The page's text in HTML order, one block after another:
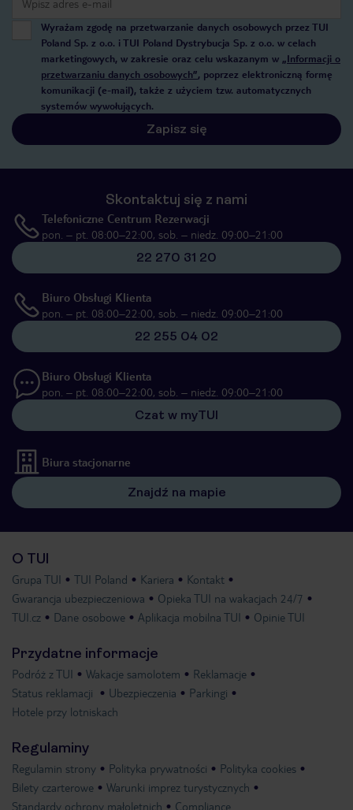
Wyrażam zgodę na przetwarzanie danych osobowych przez TUI
Poland Sp. z o.o. i TUI Poland Dystrybucja Sp. z o.o. w celach
marketingowych, w zakresie oraz celu wskazanym w „Informacji o
przetwarzaniu danych osobowych”, poprzez elektroniczną formę
komunikacji (e-mail), także z użyciem tzw. automatycznych
systemów wywołujących.
Zapisz się
Skontaktuj się z nami
Telefoniczne Centrum Rezerwacji
pon. – pt. 08:00–22:00, sob. – niedz. 09:00–21:00
22 270 31 20
Biuro Obsługi Klienta
pon. – pt. 08:00–22:00, sob. – niedz. 09:00–21:00
22 255 04 02
Biuro Obsługi Klienta
pon. – pt. 08:00–22:00, sob. – niedz. 09:00–21:00
Czat w myTUI
Biura stacjonarne
Znajdź na mapie
O TUI
Grupa TUI TUI Poland Kariera
Kontakt
Gwarancja ubezpieczeniowa
Opieka TUI na wakacjach 24/7
TUI.cz
Dane osobowe Aplikacja mobilna TUI Opinie TUI
Przydatne informacje
Podróż z TUI Wakacje samolotem
Reklamacje
Status reklamacji
Ubezpieczenia
Parkingi
Hotele przy lotniskach
Regulaminy
Regulamin strony Polityka prywatności
Polityka cookies
Bilety czarterowe
Warunki imprez turystycznych
Standardy ochrony małoletnich
Compliance